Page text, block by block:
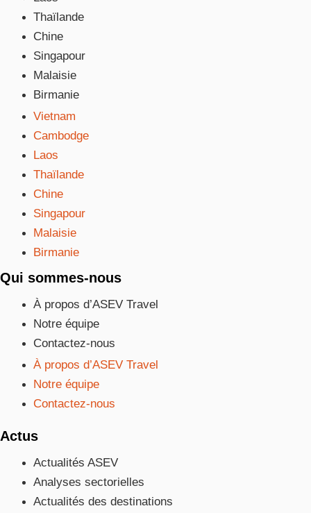
Thaïlande
Chine
Singapour
Malaisie
Birmanie
Vietnam
Cambodge
Laos
Thaïlande
Chine
Singapour
Malaisie
Birmanie
Qui sommes-nous
À propos d’ASEV Travel
Notre équipe
Contactez-nous
À propos d’ASEV Travel
Notre équipe
Contactez-nous
Actus
Actualités ASEV
Analyses sectorielles
Actualités des destinations